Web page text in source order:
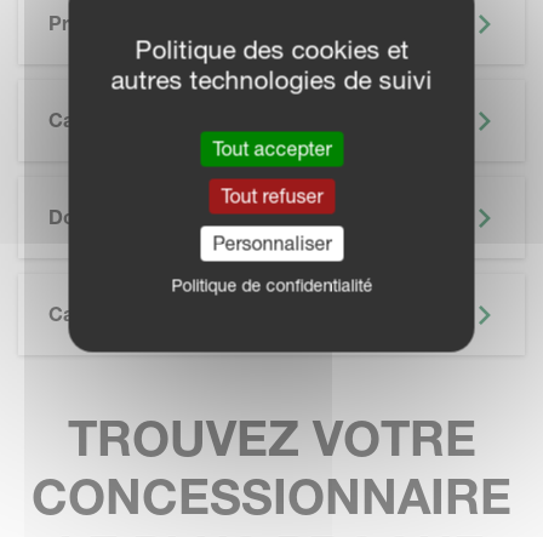
Principaux Avantages
Caractéristiques
Documentation
Caractéristiques Techniques
TROUVEZ VOTRE
CONCESSIONNAIRE
Politique des cookies et
autres technologies de suivi
Tout accepter
Tout refuser
Personnaliser
Politique de confidentialité